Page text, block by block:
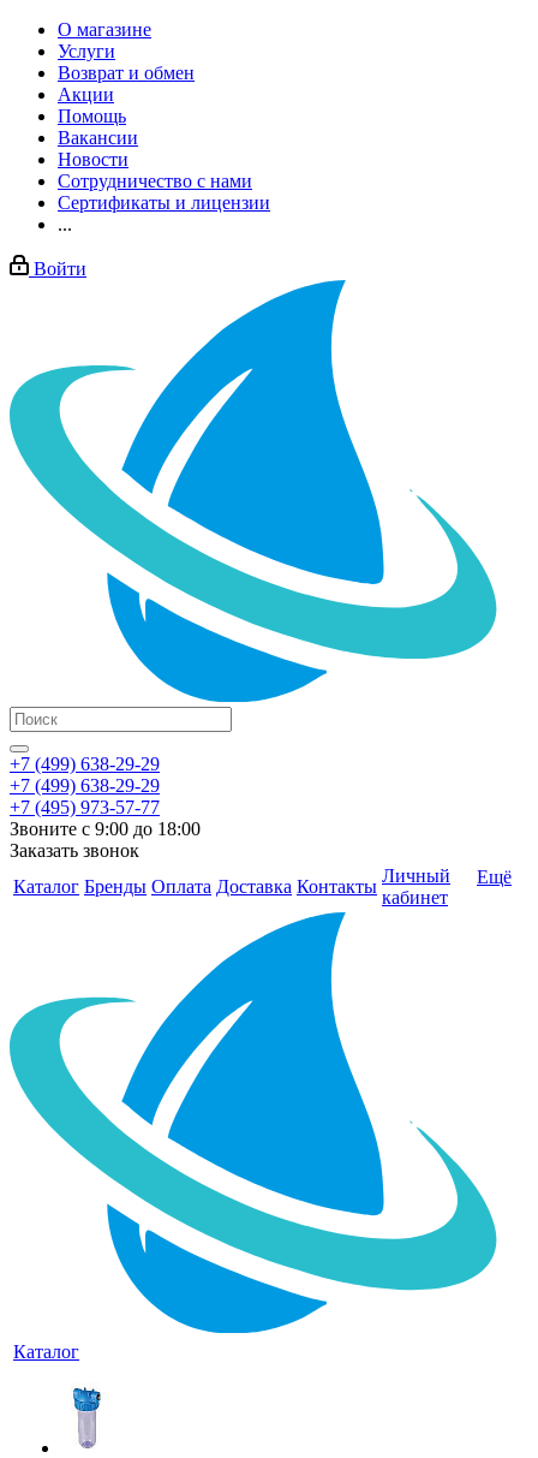
О магазине
Услуги
Возврат и обмен
Акции
Помощь
Вакансии
Новости
Сотрудничество с нами
Сертификаты и лицензии
...
Войти
+7 (499) 638-29-29
+7 (499) 638-29-29
+7 (495) 973-57-77
Звоните с 9:00 до 18:00
Заказать звонок
Каталог Бренды Оплата Доставка Контакты
Личный
кабинет
Ещё
Каталог